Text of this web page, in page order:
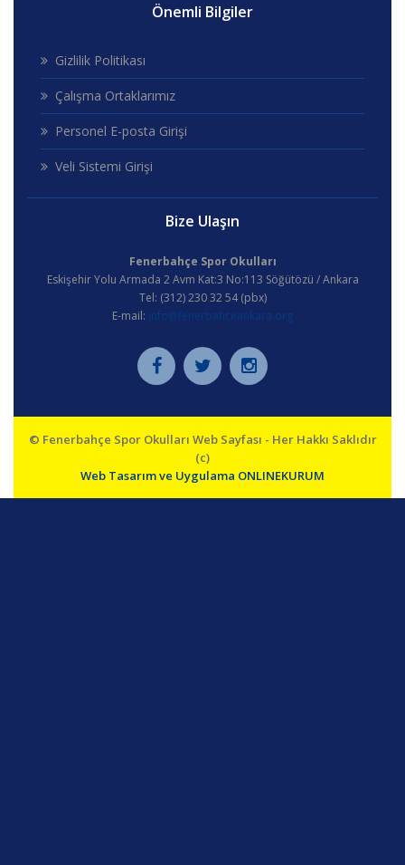
Önemli Bilgiler
Gizlilik Politikası
Çalışma Ortaklarımız
Personel E-posta Girişi
Veli Sistemi Girişi
Bize Ulaşın
Fenerbahçe Spor Okulları
Eskişehir Yolu Armada 2 Avm Kat:3 No:113 Söğütözü / Ankara
Tel: (312) 230 32 54 (pbx)
E-mail: info@fenerbahceankara.org
© Fenerbahçe Spor Okulları Web Sayfası - Her Hakkı Saklıdır
(c)
Web Tasarım ve Uygulama ONLINEKURUM